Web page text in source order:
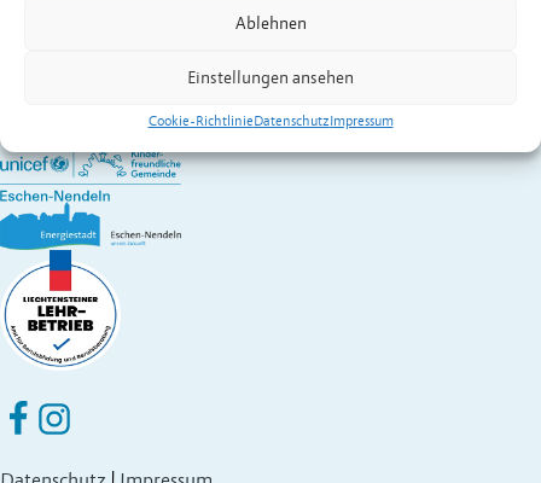
Ablehnen
Einstellungen ansehen
Cookie-RichtlinieDatenschutzImpressum
Fürstentum Liechtenstein
Eschen Nendeln auf Facebook
Eschen Nendeln auf Instagram